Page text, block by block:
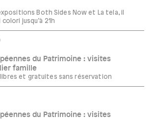
Both Sides Now et La tela, il
jusqu’à 21h
du Patrimoine : visites
famille
et gratuites sans réservation
du Patrimoine : visites